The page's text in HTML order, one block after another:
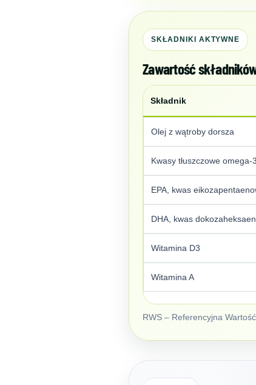
SKŁADNIKI AKTYWNE
Zawartość
Składnik
Olej z wątroby dorsza
Kwasy tłuszczowe omega-3
EPA, kwas
DHA, kwas
Witamina D3
Witamina A
RWS – Referencyjna